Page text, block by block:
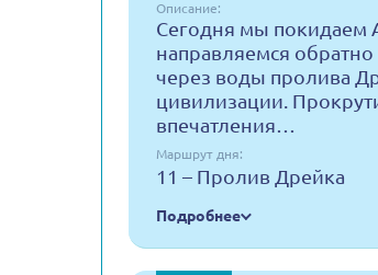
Описание:
Сегодня мы покидаем
направляемся обратно
через воды пролива
цивилизации.
впечатления…
Маршрут дня:
11 – Пролив Дрейка
Подробнее